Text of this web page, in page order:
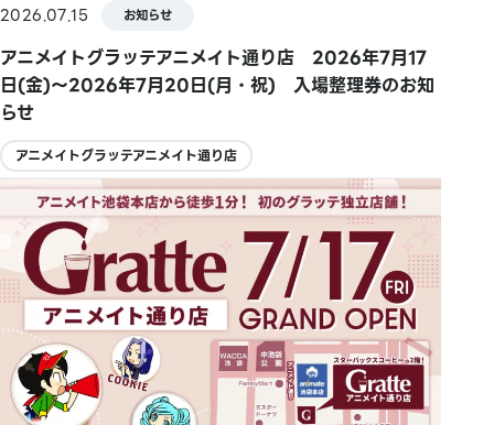
2026.07.15 お知らせ
アニメイトグラッテアニメイト通り店 2026年7月17
日(金)～2026年7月20日(月・祝) 入場整理券のお知
らせ
アニメイトグラッテアニメイト通り店